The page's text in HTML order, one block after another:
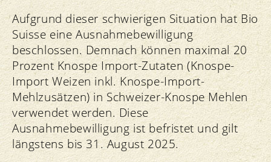
Aufgrund dieser schwierigen Situation hat Bio
Suisse eine Ausnahmebewilligung
beschlossen. Demnach können maximal 20
Prozent Knospe Import-Zutaten (Knospe-
Import Weizen inkl. Knospe-Import-
Mehlzusätzen) in Schweizer-Knospe Mehlen
verwendet werden. Diese
Ausnahmebewilligung ist befristet und gilt
längstens bis 31. August 2025.